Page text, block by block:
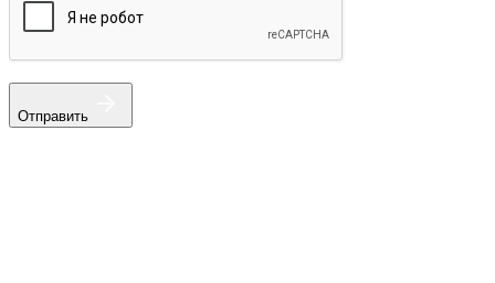
Отправить